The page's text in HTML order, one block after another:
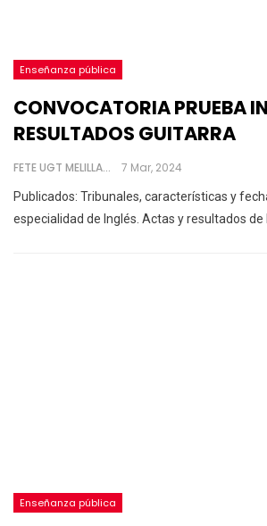
Enseñanza pública
CONVOCATORIA PRUEBA
RESULTADOS GUITARRA
FETE UGT MELILLA 7 Mar, 2024
Publicados: Tribunales, características y
especialidad de Inglés. Actas y resultados de
Enseñanza pública